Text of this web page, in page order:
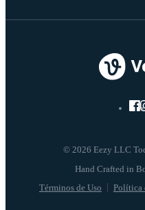
© 2026 Eezy LLC
Términos de Uso Política